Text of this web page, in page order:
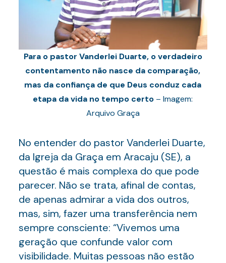
Para o pastor Vanderlei Duarte, o verdadeiro
contentamento não nasce da comparação,
mas da confiança de que Deus conduz cada
etapa da vida no tempo certo – Imagem:
Arquivo Graça
No entender do pastor Vanderlei Duarte,
da Igreja da Graça em Aracaju (SE), a
questão é mais complexa do que pode
parecer. Não se trata, afinal de contas,
de apenas admirar a vida dos outros,
mas, sim, fazer uma transferência nem
sempre consciente: “Vivemos uma
geração que confunde valor com
visibilidade. Muitas pessoas não estão